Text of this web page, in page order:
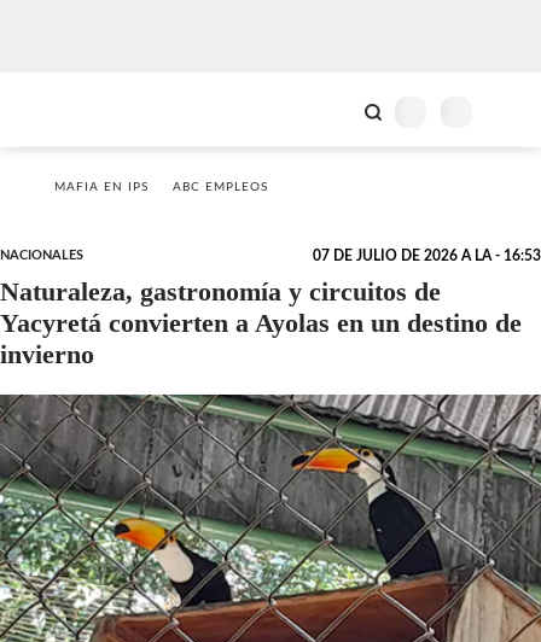
MAFIA EN IPS ABC EMPLEOS
NACIONALES 07 DE JULIO DE 2026 A LA - 16:53
Naturaleza, gastronomía y circuitos de
Yacyretá convierten a Ayolas en un destino de
invierno